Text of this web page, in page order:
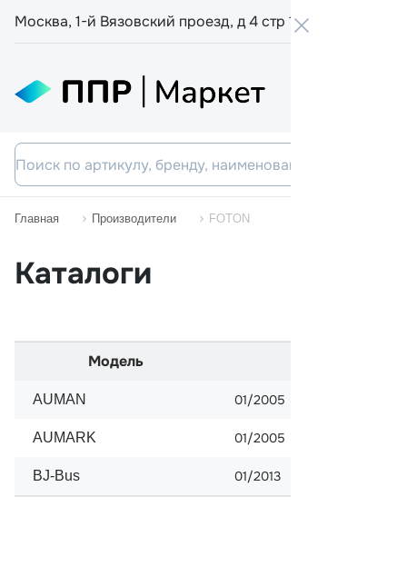
Москва, 1-й Вязовский проезд, д 4 стр 19
Главная Производители FOTON
Каталоги
Модель
AUMAN 01/2005
AUMARK 01/2005
BJ-Bus 01/2013